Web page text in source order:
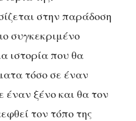
στην παράδοση
συγκεκριμένο
ιστορία που θα
τόσο σε έναν
ξένο και θα τον
τον τόπο της